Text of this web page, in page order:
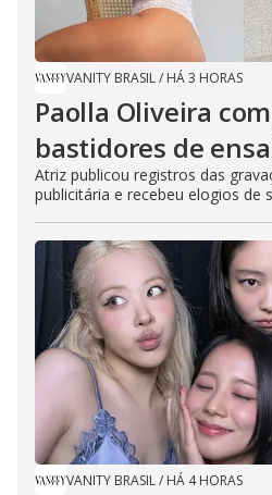
VANITY BRASIL/ HÁ 3 HORAS
Paolla Oliveira
bastidores de
Atriz publicou registros das
publicitária e recebeu elogios de
VANITY BRASIL/ HÁ 4 HORAS